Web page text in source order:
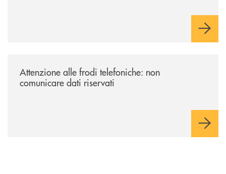
Attenzione alle frodi telefoniche: non
comunicare dati riservati